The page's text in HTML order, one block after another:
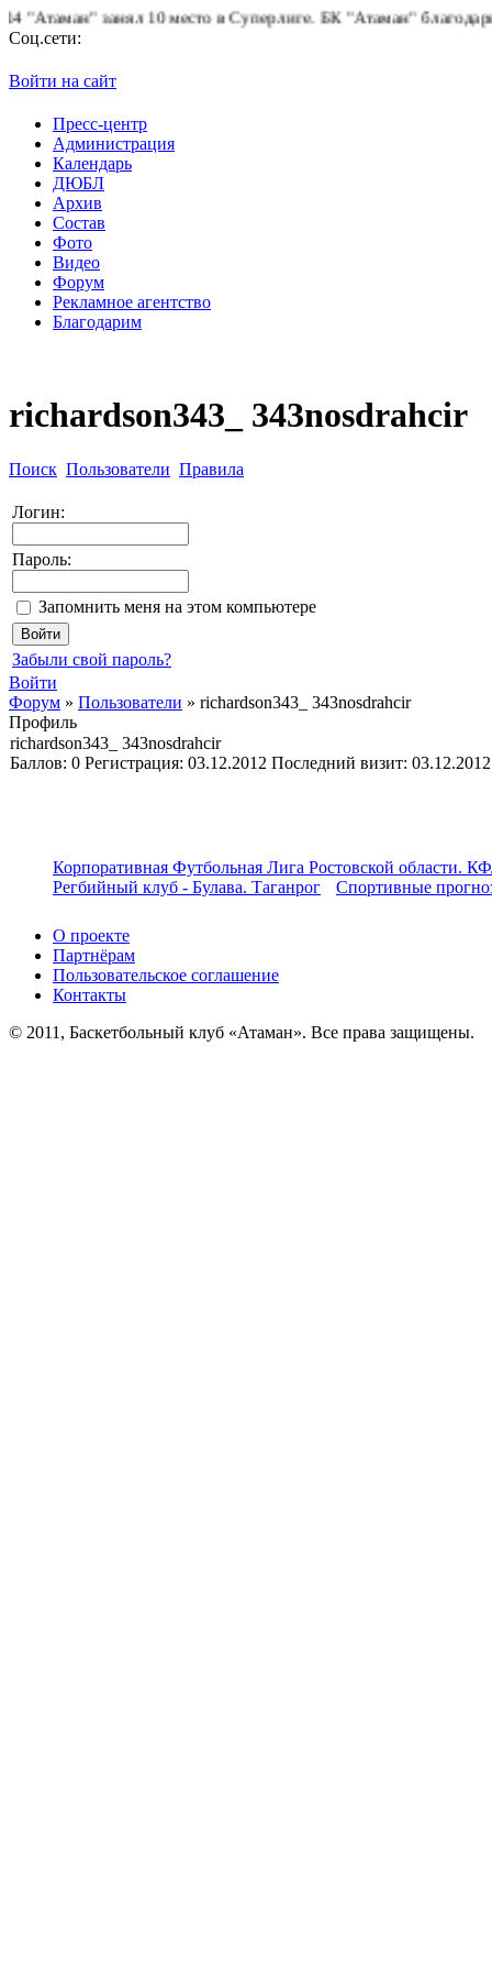
занял 10 место в Суперлиге.БК "Атаман" благодарит
Соц.сети:
Войти на сайт
Пресс-центр
Администрация
Календарь
ДЮБЛ
Архив
Состав
Фото
Видео
Форум
Рекламное агентство
Благодарим
richardson343_ 343nosdrahcir
Поиск Пользователи Правила
Логин:
Пароль:
Запомнить меня на этом компьютере
Забыли свой пароль?
Войти
Форум » Пользователи » richardson343_ 343nosdrahcir
Профиль
richardson343_ 343nosdrahcir
Баллов: 0 Регистрация: 03.12.2012 Последний визит:
Корпоративная Футбольная Лига Ростовской области.
Регбийный клуб - Булава. Таганрог
Спортивные
О проекте
Партнёрам
Пользовательское соглашение
Контакты
© 2011, Баскетбольный клуб «Атаман». Все права защищены.